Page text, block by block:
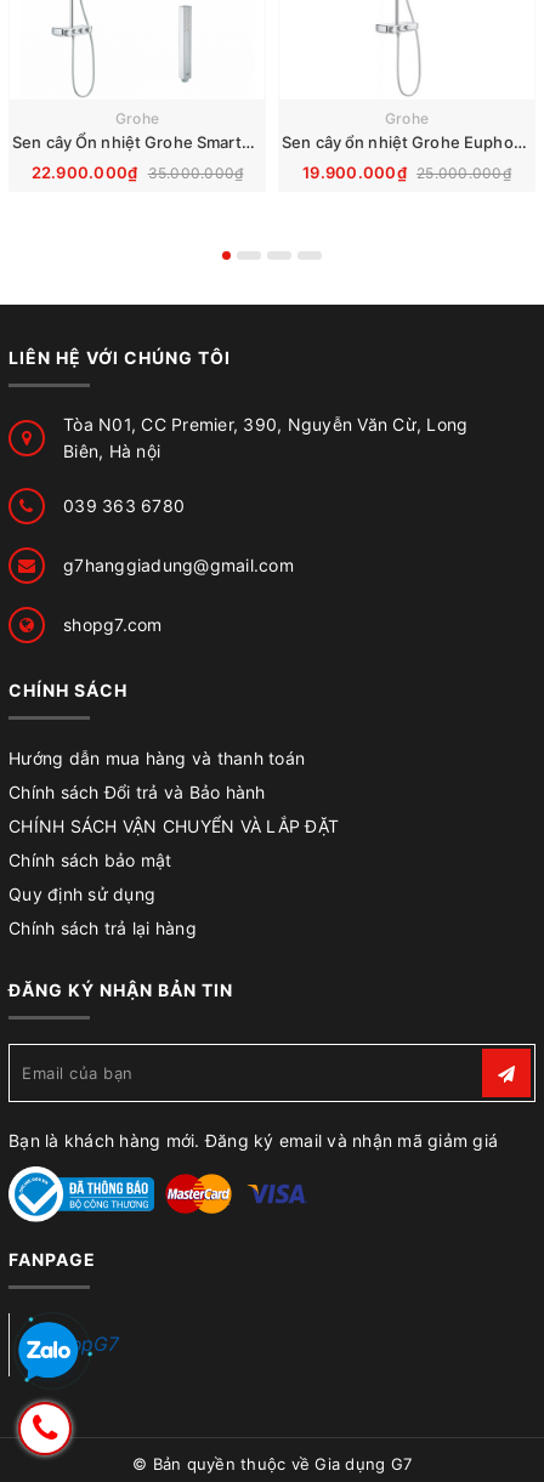
Grohe
Sen cây Ổn nhiệt Grohe SmartControl Cube 26508000
22.900.000₫ 35.000.000₫
Grohe
Sen cây ổn nhiệt Grohe Euphoria SmartControl System 260 26509000
19.900.000₫ 25.000.000₫
LIÊN HỆ VỚI CHÚNG TÔI
Tòa N01, CC Premier, 390, Nguyễn Văn Cừ, Long
Biên, Hà nội
039 363 6780
g7hanggiadung@gmail.com
shopg7.com
CHÍNH SÁCH
Hướng dẫn mua hàng và thanh toán
Chính sách Đổi trả và Bảo hành
CHÍNH SÁCH VẬN CHUYỂN VÀ LẮP ĐẶT
Chính sách bảo mật
Quy định sử dụng
Chính sách trả lại hàng
ĐĂNG KÝ NHẬN BẢN TIN
Bạn là khách hàng mới. Đăng ký email và nhận mã giảm giá
FANPAGE
ShopG7
© Bản quyền thuộc vềGia dụng G7